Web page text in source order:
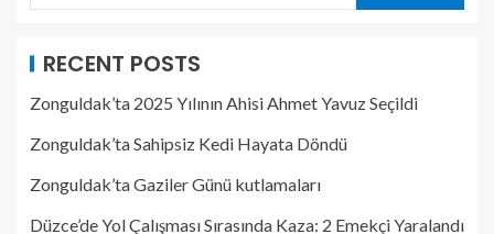
RECENT POSTS
Zonguldak’ta 2025 Yılının Ahisi Ahmet Yavuz Seçildi
Zonguldak’ta Sahipsiz Kedi Hayata Döndü
Zonguldak’ta Gaziler Günü kutlamaları
Düzce’de Yol Çalışması Sırasında Kaza: 2 Emekçi Yaralandı